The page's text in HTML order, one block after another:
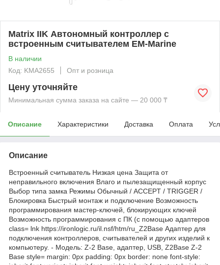
Matrix IIK Автономный контроллер с
встроенным считывателем EM-Marine
В наличии
Код: KMА2655
Опт и розница
Цену уточняйте
Минимальная сумма заказа на сайте — 20 000 ₸
Описание Характеристики Доставка Оплата
Описание
Встроенный считыватель Низкая цена Защита от
неправильного включения Влаго и пылезащищенный корпус
Выбор типа замка Режимы Обычный / ACCEPT / TRIGGER /
Блокировка Быстрый монтаж и подключение Возможность
программирования мастер-ключей, блокирующих ключей
Возможность программирования с ПК (с помощью адаптеров
class= lnk https://ironlogic.ru/il.nsf/htm/ru_Z2Base Адаптер для
подключения контроллеров, считывателей и других изделий к
компьютеру. - Модель: Z-2 Base, адаптер, USB, Z2Base Z-2
Base style= margin: 0px padding: 0px border: none font-style: